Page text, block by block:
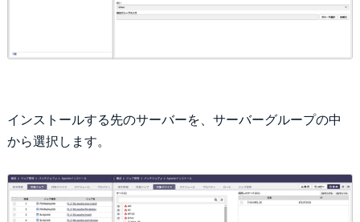
インストールする先のサーバーを、サーバーグループの中
から選択します。